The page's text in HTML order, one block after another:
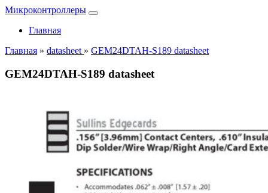
Микроконтроллеры
Главная
Главная » datasheet » GEM24DTAH-S189 datasheet
GEM24DTAH-S189 datasheet